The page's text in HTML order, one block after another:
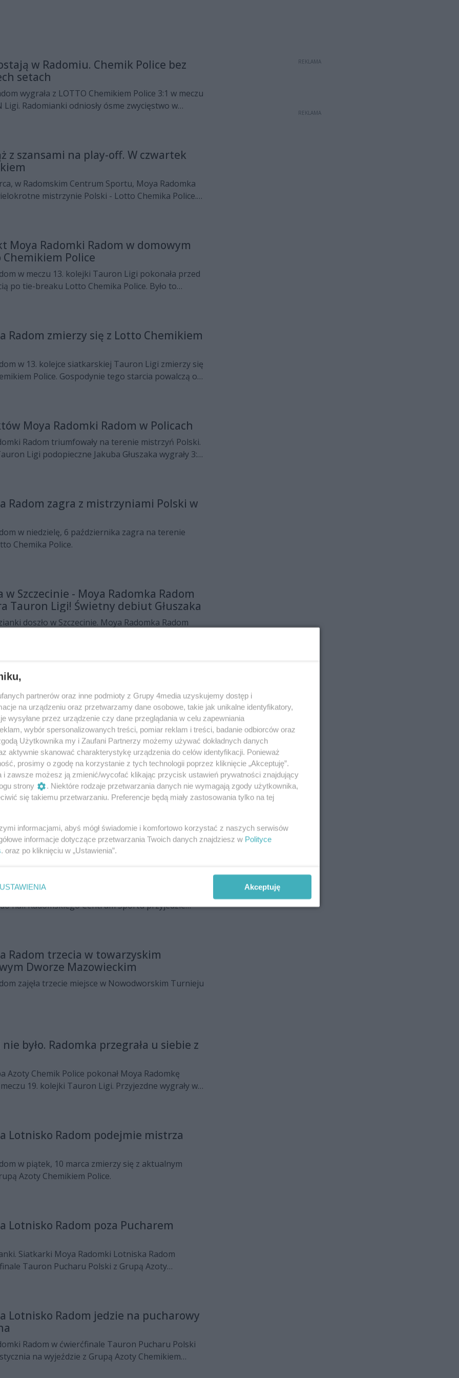
w Radomiu. Chemik Police bez
setach
wygrała z LOTTO Chemikiem Police 3:1 w meczu
Ligi. Radomianki odniosły ósme zwycięstwo w
z szansami na play-off. W czwartek
w Radomskim Centrum Sportu, Moya Radomka
mistrzynie Polski - Lotto Chemika Police.
Moya Radomki Radom w domowym
Police
w meczu 13. kolejki Tauron Ligi pokonała przed
po tie-breaku Lotto Chemika Police. Było to
Radom zmierzy się z Lotto Chemikiem
w 13. kolejce siatkarskiej Tauron Ligi zmierzy się
Police. Gospodynie tego starcia powalczą o
Moya Radomki Radom w Policach
Radom triumfowały na terenie mistrzyń Polski.
Ligi podopieczne Jakuba Głuszaka wygrały 3:1
Radom zagra z mistrzyniami Polski w
w niedzielę, 6 października zagra na terenie
Chemika Police.
Szczecinie - Moya Radomka Radom
Tauron Ligi! Świetny debiut Głuszaka
doszło w Szczecinie. Moya Radomka Radom
Tauron Ligi, Grupę Azoty Chemika Police po tie-
w roli szkoleniowca radomskiej ekipy zaliczył
Radom jedzie do Polic na mecz z
trenerem
jedzie do lidera z Polic. Już z nowym pierwszym
Głuszakiem.
Radom nie dała rady Grupie Azoty
przegrała w piątej kolejce Tauron Ligi z Grupą
0:3. Rywalki w tym sezonie ligowym nie
Azoty Chemik Police
Radomki Radom kolejny rywal z czołówki. W
hali Radomskiego Centrum Sportu przyjedzie
Radom trzecia w towarzyskim
Dworze Mazowieckim
zajęła trzecie miejsce w Nowodworskim Turnieju
było. Radomka przegrała u siebie z
Azoty Chemik Police pokonał Moya Radomkę
19. kolejki Tauron Ligi. Przyjezdne wygrały w
Lotnisko Radom podejmie mistrza
w piątek, 10 marca zmierzy się z aktualnym
Azoty Chemikiem Police.
Lotnisko Radom poza Pucharem
Siatkarki Moya Radomki Lotniska Radom
Tauron Pucharu Polski z Grupą Azoty
Lotnisko Radom jedzie na pucharowy
Radom w ćwierćfinale Tauron Pucharu Polski
na wyjeździe z Grupą Azoty Chemikiem
REKLAMA
REKLAMA
partnerów oraz inne podmioty z Grupy 4media uzyskujemy dostęp i
na urządzeniu oraz przetwarzamy dane osobowe, takie jak unikalne identyfikatory,
wysyłane przez urządzenie czy dane przeglądania w celu zapewniania
wybór spersonalizowanych treści, pomiar reklam i treści, badanie odbiorców oraz
Użytkownika my i Zaufani Partnerzy możemy używać dokładnych danych
aktywnie skanować charakterystykę urządzenia do celów identyfikacji. Ponieważ
prosimy o zgodę na korzystanie z tych technologii poprzez kliknięcie „Akceptuję”.
i zawsze możesz ją zmienić/wycofać klikając przycisk ustawień prywatności znajdujący
strony
. Niektóre rodzaje przetwarzania danych nie wymagają zgody użytkownika,
się takiemu przetwarzaniu. Preferencje będą miały zastosowania tylko na tej
informacjami, abyś mógł świadomie i komfortowo korzystać z naszych serwisów
informacje dotyczące przetwarzania Twoich danych znajdziesz w Polityce
. oraz po kliknięciu w „Ustawienia”.
USTAWIENIA Akceptuję